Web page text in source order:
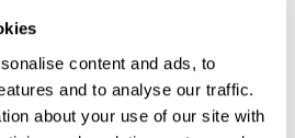
content and ads, to
and to analyse our traffic.
about your use of our site with
3 000 Kč
17 000 Kč